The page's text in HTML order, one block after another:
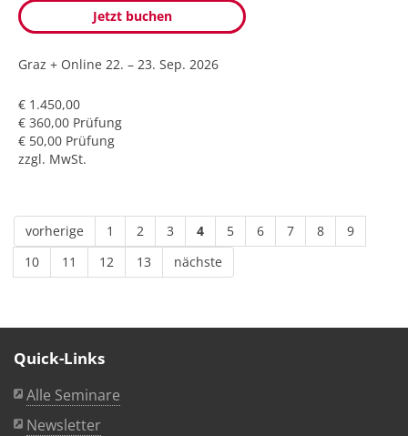
Jetzt buchen
Graz + Online 22. – 23. Sep. 2026
€ 1.450,00
€ 360,00 Prüfung
€ 50,00 Prüfung
zzgl. MwSt.
vorherige 1 2 3 4 5 6 7 8
9
10
11 12 13 nächste
Quick-Links
Alle Seminare
Newsletter